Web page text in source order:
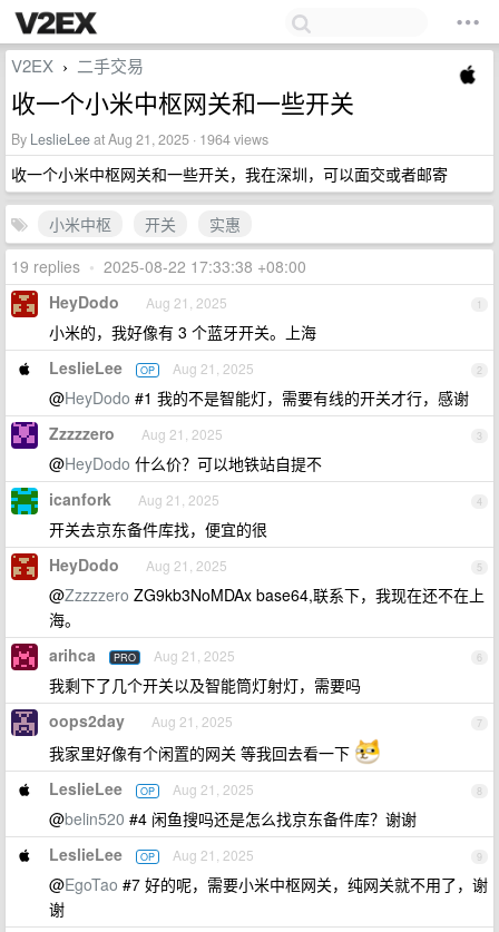
V2EX › 二手交易
收一个小米中枢网关和一些开关
By LeslieLeeat Aug 21, 2025 · 1964 views
收一个小米中枢网关和一些开关，我在深圳，可以面交或者邮寄
小米中枢 开关
实惠
19 replies • 2025-08-22 17:33:38 +08:00
1
HeyDodo Aug 21, 2025
小米的，我好像有 3 个蓝牙开关。上海
2
LeslieLee OP Aug 21, 2025
@HeyDodo #1 我的不是智能灯，需要有线的开关才行，感谢
3
Zzzzzero Aug 21, 2025
@HeyDodo 什么价？可以地铁站自提不
4
icanfork Aug 21, 2025
开关去京东备件库找，便宜的很
5
HeyDodo Aug 21, 2025
@Zzzzzero ZG9kb3NoMDAx base64,联系下，我现在还不在上
海。
6
arihca PRO Aug 21, 2025
我剩下了几个开关以及智能筒灯射灯，需要吗
7
oops2day Aug 21, 2025
我家里好像有个闲置的网关 等我回去看一下
8
LeslieLee OP Aug 21, 2025
@belin520 #4 闲鱼搜吗还是怎么找京东备件库？谢谢
9
LeslieLee OP Aug 21, 2025
@EgoTao #7 好的呢，需要小米中枢网关，纯网关就不用了，谢
谢